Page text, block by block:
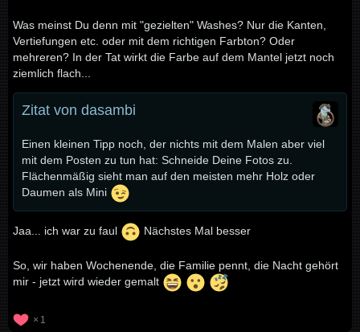
Was meinst Du denn mit "gezielten" Washes? Nur die Kanten,
Vertiefungen etc. oder mit dem richtigen Farbton? Oder
mehreren? In der Tat wirkt die Farbe auf dem Mantel jetzt noch
ziemlich flach...
Zitat von dasambi
Einen kleinen Tipp noch, der nichts mit dem Malen aber viel
mit dem Posten zu tun hat: Schneide Deine Fotos zu.
Flächenmäßig sieht man auf den meisten mehr Holz oder
Daumen als Mini
Jaa... ich war zu faul Nächstes Mal besser
So, wir haben Wochenende, die Familie pennt, die Nacht gehört
mir - jetzt wird wieder gemalt
1